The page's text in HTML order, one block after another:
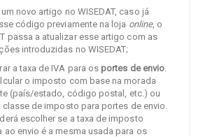
novo artigo no WISEDAT, caso já
código previamente na loja online, o
passa a atualizar esse artigo com as
introduzidas no WISEDAT;
a taxa de IVA para osportes de envio
o imposto com base na morada
(país/estado, código postal, etc.) ou
classe de imposto para portes de envio.
escolher se a taxa de imposto
ao envio é a mesma usada para os